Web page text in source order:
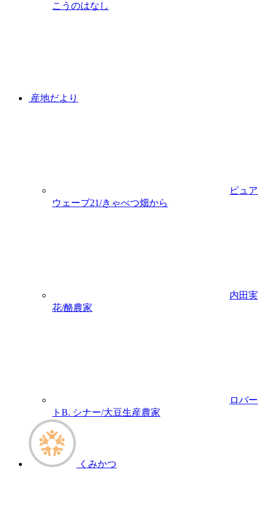
こうのはなし
産地だより
ピュア
ウェーブ21/きゃべつ畑から
内田実
花/酪農家
ロバー
トB. シナー/大豆生産農家
くみかつ